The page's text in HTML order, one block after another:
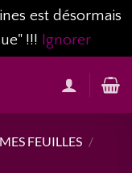
est désormais
!!! Ignorer
FEUILLES /